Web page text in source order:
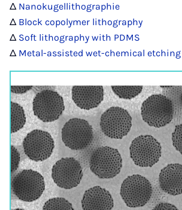
Δ Nanokugellithographie
Δ Block copolymer lithography
Δ Soft lithography with PDMS
Δ Metal-assisted wet-chemical etching